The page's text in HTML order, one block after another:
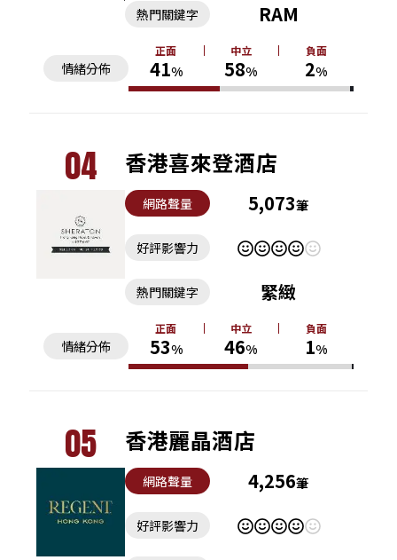
情緒分佈
正面
41%
中立
58%
負面
2%
熱門關鍵字 RAM
04 香港喜來登酒店
網路聲量 5,073筆
好評影響力
情緒分佈
正面
53%
中立
46%
負面
1%
熱門關鍵字 緊緻
05 香港麗晶酒店
網路聲量 4,256筆
好評影響力